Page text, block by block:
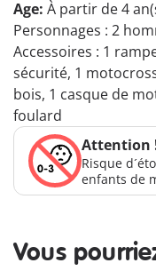
Age: À partir de 4
Personnages : 2
Accessoires : 1
sécurité, 1
bois, 1 casque de
foulard
Attention
Risque
enfants de
Vous